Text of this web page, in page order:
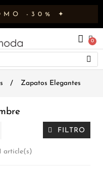
-30% ✦
Zapatos Elegantes
FILTRO
article(s)